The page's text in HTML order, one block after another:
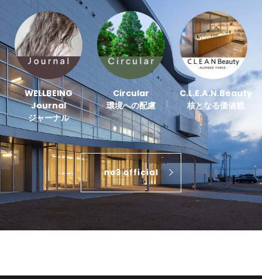
WELLBEING
Journal
ジャーナル
Circular
環境への配慮
C.L.E.A.N.Beauty
核となる価値観
no3 official